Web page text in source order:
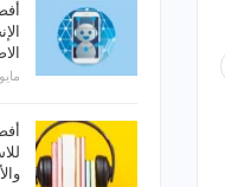
مايو 12,